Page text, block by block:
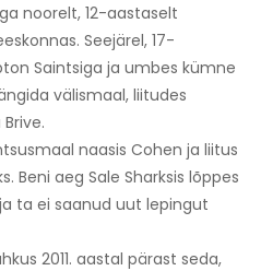
noorelt, 12-aastaselt
Seejärel, 17-
Saintsiga ja umbes kümne
välismaal, liitudes
naasis Cohen ja liitus
Beni aeg Sale Sharksis lõppes
ta ei saanud uut lepingut
2011. aastal pärast seda,